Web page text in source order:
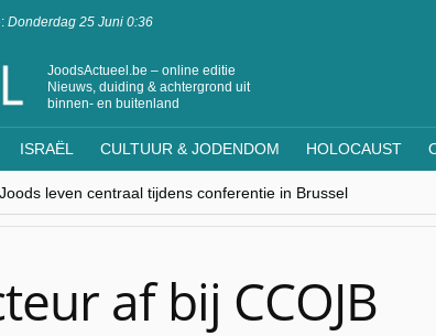
Donderdag 25 Juni 0:36
JoodsActueel.be – online editie
Nieuws, duiding & achtergrond uit
binnen- en buitenland
ISRAËL CULTUUR & JODENDOM HOLOCAUST
leven centraal tijdens conferentie in Brussel
Westen minderheden begrijpt”, Jinnih Beels (Vooruit)
van Oost-Europa
af bij CCOJB